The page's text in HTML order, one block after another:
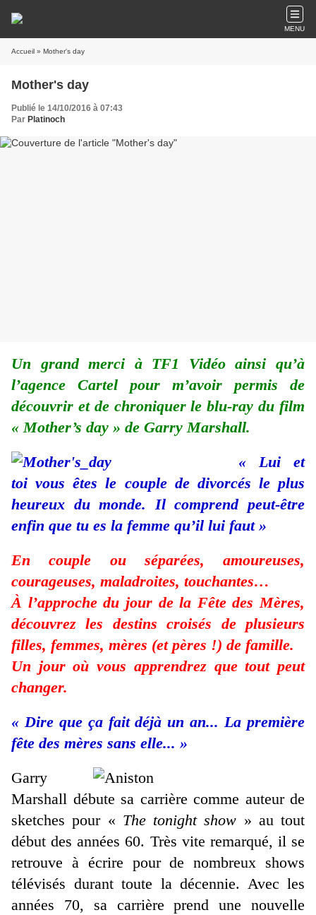
MENU
Accueil » Mother's day
Mother's day
Publié le 14/10/2016 à 07:43
Par Platinoch
Un grand merci à TF1 Vidéo ainsi qu’à
l’agence Cartel pour m’avoir permis de
découvrir et de chroniquer le blu-ray du film
« Mother’s day » de Garry Marshall.
« Lui et
toi vous êtes le couple de divorcés le plus
heureux du monde. Il comprend peut-être
enfin que tu es la femme qu’il lui faut »
En couple ou séparées, amoureuses,
courageuses, maladroites, touchantes…
À l’approche du jour de la Fête des Mères,
découvrez les destins croisés de plusieurs
filles, femmes, mères (et pères !) de famille.
Un jour où vous apprendrez que tout peut
changer.
« Dire que ça fait déjà un an... La première
fête des mères sans elle... »
Garry
Marshall débute sa carrière comme auteur de
sketches pour « The tonight show » au tout
début des années 60. Très vite remarqué, il se
retrouve à écrire pour de nombreux shows
télévisés durant toute la décennie. Avec les
années 70, sa carrière prend une nouvelle